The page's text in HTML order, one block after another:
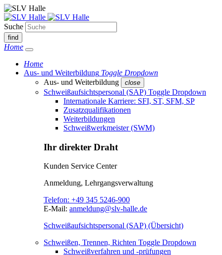
Suche
find
Home
Home
Aus- und Weiterbildung Toggle Dropdown
Aus- und Weiterbildung
close
Schweißaufsichtspersonal (SAP) Toggle Dropdown
Internationale Karriere: SFI, ST, SFM, SP
Zusatzqualifikationen
Weiterbildungen
Schweißwerkmeister (SWM)
Ihr direkter Draht
Kunden Service Center
Anmeldung, Lehrgangsverwaltung
Telefon: +49 345 5246-900
E-Mail: anmeldung@slv-halle.de
Schweißaufsichtspersonal (SAP) (Übersicht)
Schweißen, Trennen, Richten Toggle Dropdown
Schweißverfahren und -prüfungen